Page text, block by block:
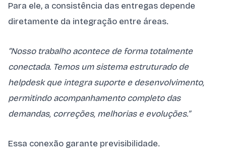
Para ele, a consistência das entregas depende
diretamente da integração entre áreas.
“Nosso trabalho acontece de forma totalmente
conectada. Temos um sistema estruturado de
helpdesk que integra suporte e desenvolvimento,
permitindo acompanhamento completo das
demandas, correções, melhorias e evoluções.”
Essa conexão garante previsibilidade.